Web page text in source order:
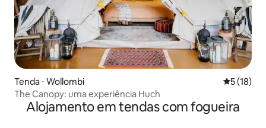
Tenda ⋅ Wollombi 5 de uma
5 (18)
The Canopy: uma experiência Huch
Alojamento em tendas com fogueira